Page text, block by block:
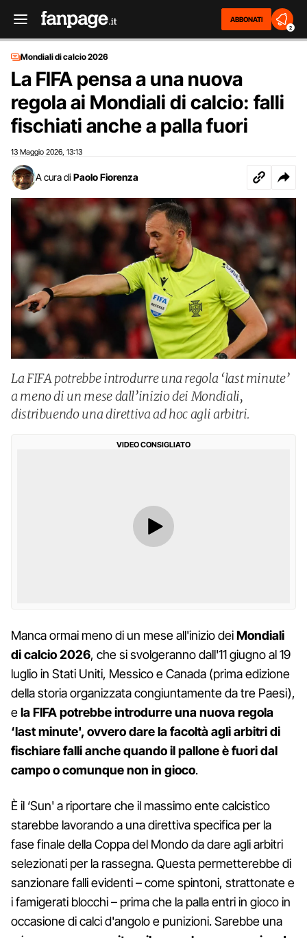
ABBONATI
2
Mondiali di calcio 2026
La FIFA pensa a una nuova
regola ai Mondiali di calcio: falli
fischiati anche a palla fuori
13 Maggio 2026 13:13
A cura di Paolo Fiorenza
La FIFA potrebbe introdurre una regola ‘last minute’
a meno di un mese dall’inizio dei Mondiali,
distribuendo una direttiva ad hoc agli arbitri.
VIDEO CONSIGLIATO
Manca ormai meno di un mese all'inizio deiMondiali
di calcio 2026, che si svolgeranno dall'11 giugno al 19
luglio in Stati Uniti, Messico e Canada (prima edizione
della storia organizzata congiuntamente da tre Paesi),
ela FIFA potrebbe introdurre una nuova regola
‘last minute', ovvero dare la facoltà agli arbitri di
fischiare falli anche quando il pallone è fuori dal
campo o comunque non in gioco.
È il ‘Sun' a riportare che il massimo ente calcistico
starebbe lavorando a una direttiva specifica per la
fase finale della Coppa del Mondo da dare agli arbitri
selezionati per la rassegna. Questa permetterebbe di
sanzionare falli evidenti – come spintoni, strattonate e
i famigerati blocchi – prima che la palla entri in gioco in
occasione di calci d'angolo e punizioni. Sarebbe una